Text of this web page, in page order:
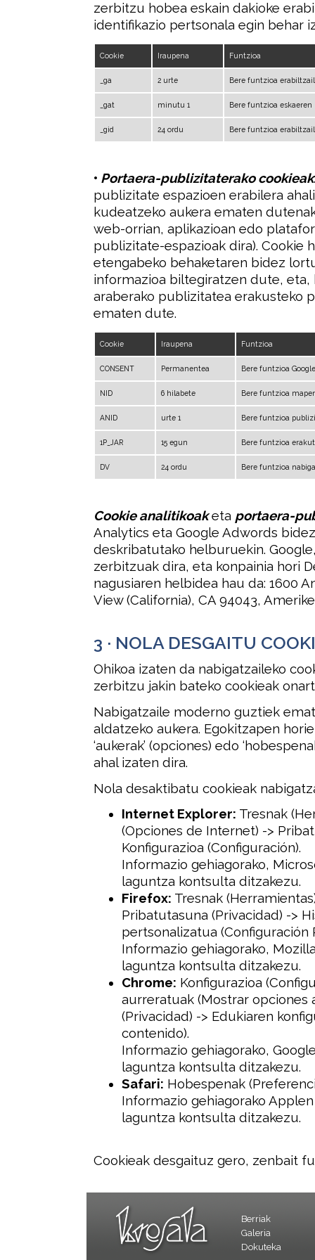
zerbitzu hobea eskain dakioke
identifikazio pertsonala egin behar
Cookie Iraupena Funtzioa
_ga 2 urte Bere funtzioa
_gat minutu 1 Bere funtzioa
_gid 24 ordu Bere funtzioa
• Portaera-publizitaterako cookieak
publizitate espazioen erabilera
kudeatzeko aukera ematen
web-orrian, aplikazioan edo
publizitate-espazioak dira). Cookie
etengabeko behaketaren bidez
informazioa biltegiratzen dute,
araberako publizitatea erakusteko
ematen dute.
Cookie Iraupena Funtzioa
CONSENT Permanentea Bere funtzioa
NID 6 hilabete Bere funtzioa
ANID urte 1 Bere funtzioa
1P_JAR 15 egun Bere funtzioa
DV 24 ordu Bere funtzioa
Cookie analitikoaketa portaera-
Analytics eta Google Adwords
deskribatutako helburuekin.
zerbitzuak dira, eta konpainia hori
nagusiaren helbidea hau da: 1600
View (California), CA 94043,
3 · NOLA DESGAITU
Ohikoa izaten da nabigatzaileko
zerbitzu jakin bateko cookieak
Nabigatzaile moderno guztiek
aldatzeko aukera. Egokitzapen
‘aukerak’ (opciones) edo
ahal izaten dira.
Nola desaktibatu cookieak
Internet Explorer: Tresnak
(Opciones de Internet) ->
Konfigurazioa (Configuración).
Informazio gehiagorako,
laguntza kontsulta ditzakezu.
Firefox: Tresnak
Pribatutasuna (Privacidad) ->
pertsonalizatua (Configuración
Informazio gehiagorako,
laguntza kontsulta ditzakezu.
Chrome: Konfigurazioa
aurreratuak (Mostrar opciones
(Privacidad) -> Edukiaren
contenido).
Informazio gehiagorako,
laguntza kontsulta ditzakezu.
Safari: Hobespenak
Informazio gehiagorako
laguntza kontsulta ditzakezu.
Cookieak desgaituz gero, zenbait
Berriak
Galeria
Dokuteka